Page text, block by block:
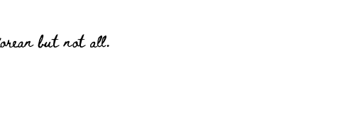
but not all.